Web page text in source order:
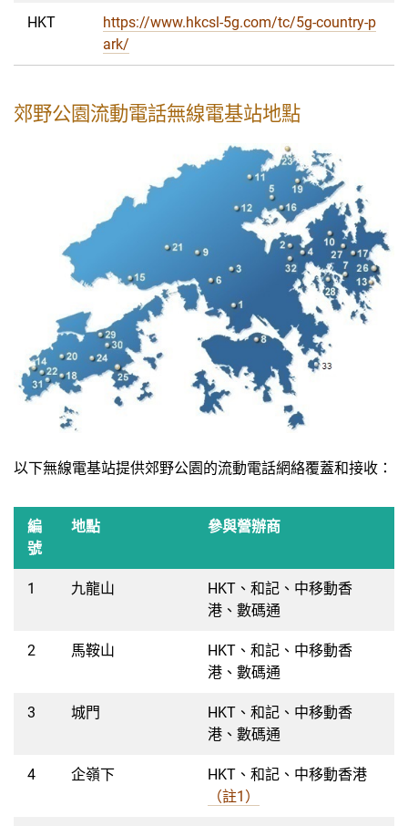
HKT
https://www.hkcsl-5g.com/tc/5g-country-p
ark/
郊野公園流動電話無線電基站地點
以下無線電基站提供郊野公園的流動電話網絡覆蓋和接收：
編
號
地點 參與營辦商
1 九龍山
HKT、和記、中移動香
港、數碼通
2 馬鞍山
HKT、和記、中移動香
港、數碼通
3 城門
HKT、和記、中移動香
港、數碼通
4 企嶺下
HKT、和記、中移動香港
（註1）